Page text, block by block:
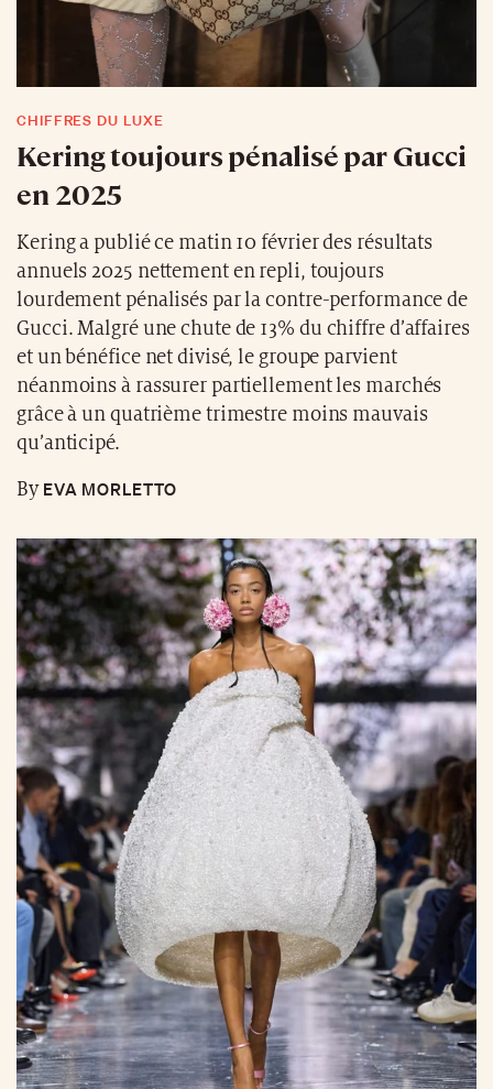
CHIFFRES DU LUXE
Kering toujours pénalisé par Gucci
en 2025
Kering a publié ce matin 10 février des résultats
annuels 2025 nettement en repli, toujours
lourdement pénalisés par la contre-performance de
Gucci. Malgré une chute de 13% du chiffre d’affaires
et un bénéfice net divisé, le groupe parvient
néanmoins à rassurer partiellement les marchés
grâce à un quatrième trimestre moins mauvais
qu’anticipé.
ByEVA MORLETTO